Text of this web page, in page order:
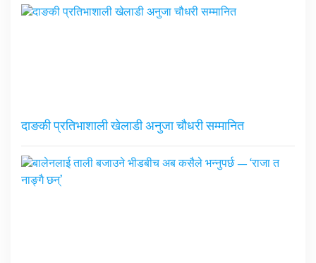
दाङकी प्रतिभाशाली खेलाडी अनुजा चौधरी सम्मानित